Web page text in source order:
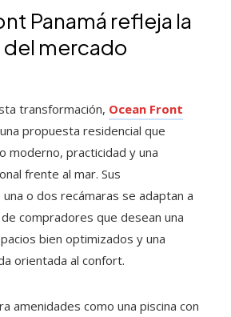
Panamá refleja la
mercado
transformación, Ocean Front
propuesta residencial que
moderno, practicidad y una
frente al mar. Sus
o dos recámaras se adaptan a
compradores que desean una
bien optimizados y una
orientada al confort.
amenidades como una piscina con